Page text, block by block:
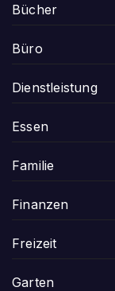
Bücher
Büro
Dienstleistung
Essen
Familie
Finanzen
Freizeit
Garten